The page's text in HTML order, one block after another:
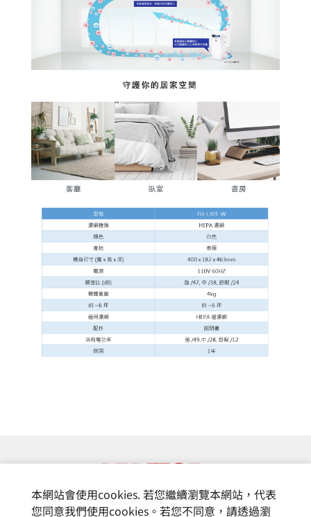
本網站會使用cookies. 若您繼續瀏覽本網站，代表
您同意我們使用cookies。若您不同意，請透過瀏